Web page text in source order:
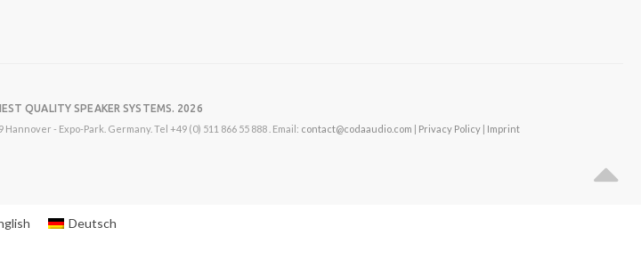
QUALITY SPEAKER SYSTEMS. 2026
- Expo-Park. Germany. Tel +49 (0) 511 866 55 888 . Email: contact@codaaudio.com | Privacy Policy | Imprint
Deutsch